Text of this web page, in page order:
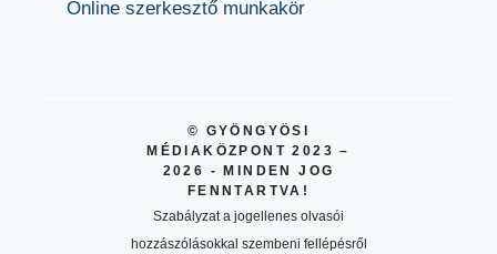
Online szerkesztő munkakör
© GYÖNGYÖSI
MÉDIAKÖZPONT 2023 –
2026 - MINDEN JOG
FENNTARTVA!
Szabályzat a jogellenes olvasói
hozzászólásokkal szembeni fellépésről